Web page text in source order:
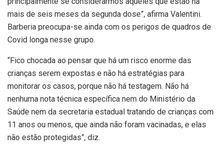
mais de seis meses da segunda dose”, afirma Valentini.
Barberia preocupa-se ainda com os perigos de quadros de
Covid longa nesse grupo.
“Fico chocada ao pensar que há um risco enorme das
crianças serem expostas e não há estratégias para
monitorar os casos, porque não há testagem. Não há
nenhuma nota técnica específica nem do Ministério da
Saúde nem da secretaria estadual tratando de crianças com
11 anos ou menos, que ainda não foram vacinadas, e elas
não estão protegidas”, diz.